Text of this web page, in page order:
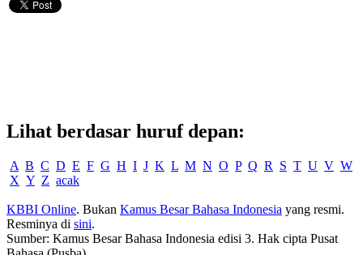
Lihat berdasar huruf depan:
A B C D E F G H I J K L M N O P Q R S T U V W
X Y Z acak
KBBI Online. Bukan Kamus Besar Bahasa Indonesia yang resmi.
Resminya di sini.
Sumber: Kamus Besar Bahasa Indonesia edisi 3. Hak cipta Pusat